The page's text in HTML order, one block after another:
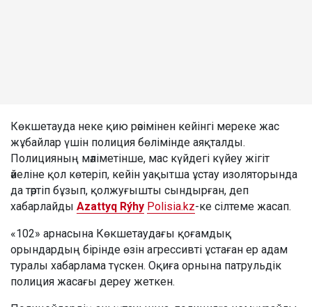
Көкшетауда неке қию рәсімінен кейінгі мереке жас
жұбайлар үшін полиция бөлімінде аяқталды.
Полицияның мәліметінше, мас күйдегі күйеу жігіт
әйеліне қол көтеріп, кейін уақытша ұстау изоляторында
да тәртіп бұзып, қолжуғышты сындырған, деп
хабарлайды Azattyq Rýhy Polisia.kz-ке сілтеме жасап.
«102» арнасына Көкшетаудағы қоғамдық
орындардың бірінде өзін агрессивті ұстаған ер адам
туралы хабарлама түскен. Оқиға орнына патрульдік
полиция жасағы дереу жеткен.